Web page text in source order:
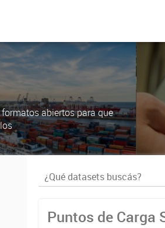
abiertos para que
Puntos de Carga